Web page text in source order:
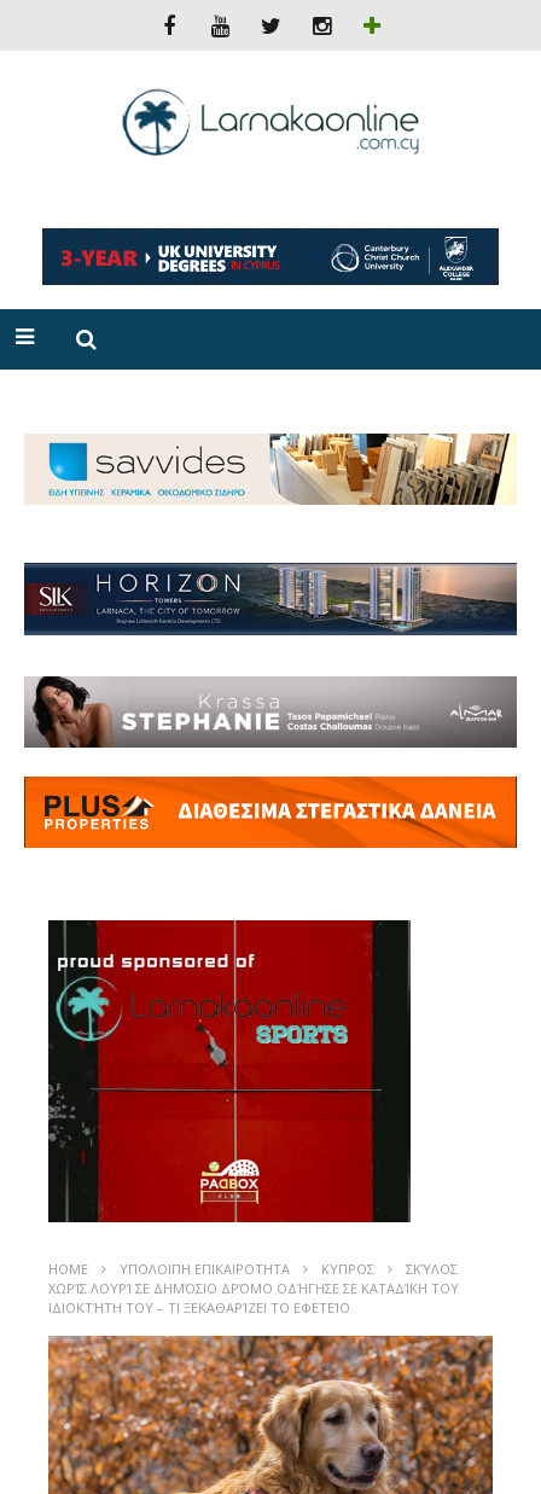
HOME ΥΠΟΛΟΙΠΗ ΕΠΙΚΑΙΡΟΤΗΤΑ ΚΥΠΡΟΣ
ΣΚΎΛΟΣ
ΧΩΡΊΣ ΛΟΥΡΊ ΣΕ ΔΗΜΌΣΙΟ ΔΡΌΜΟ ΟΔΉΓΗΣΕ ΣΕ ΚΑΤΑΔΊΚΗ ΤΟΥ
ΙΔΙΟΚΤΉΤΗ ΤΟΥ – ΤΙ ΞΕΚΑΘΑΡΊΖΕΙ ΤΟ ΕΦΕΤΕΊΟ